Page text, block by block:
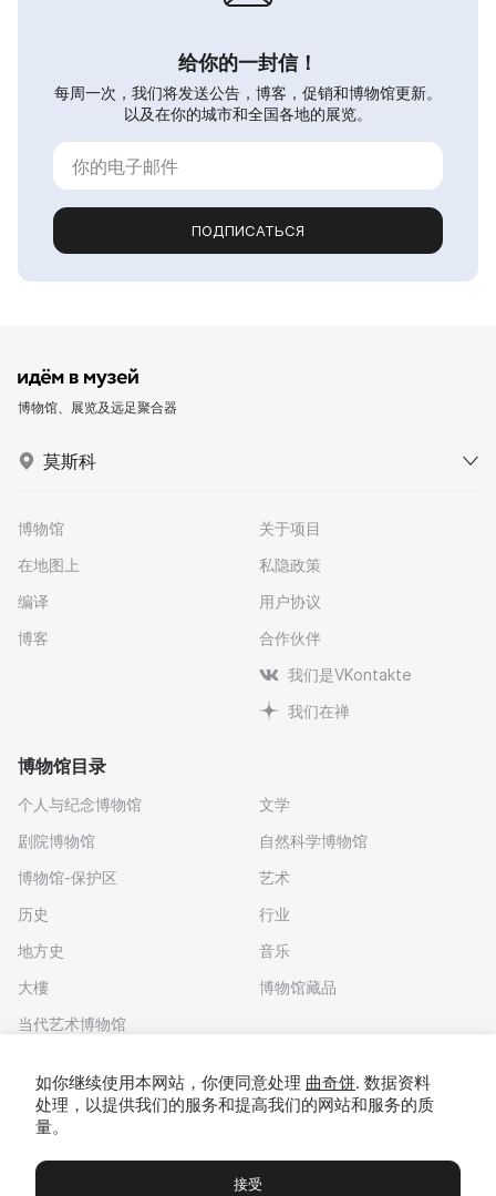
给你的一封信！
每周一次，我们将发送公告，博客，促销和博物馆更新。
以及在你的城市和全国各地的展览。
ПОДПИСАТЬСЯ
博物馆、展览及远足聚合器
莫斯科
博物馆
在地图上
编译
博客
关于项目
私隐政策
用户协议
合作伙伴
我们是VKontakte
我们在禅
博物馆目录
个人与纪念博物馆
剧院博物馆
博物馆-保护区
历史
地方史
大樓
当代艺术博物馆
文学
自然科学博物馆
艺术
行业
音乐
博物馆藏品
如你继续使用本网站，你便同意处理 曲奇饼. 数据资料
处理，以提供我们的服务和提高我们的网站和服务的质
量。
接受